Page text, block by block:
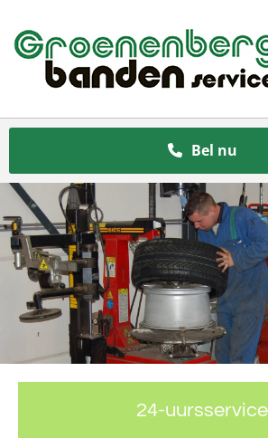
Bel nu
24-uursservice